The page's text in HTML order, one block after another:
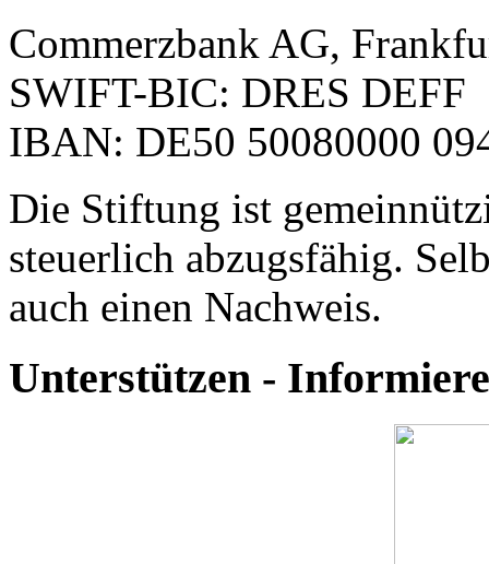
Commerzbank AG,
SWIFT-BIC: DRES DEFF
IBAN: DE50 50080000
Die Stiftung ist
steuerlich abzugsfähig.
auch einen Nachweis.
Unterstützen -